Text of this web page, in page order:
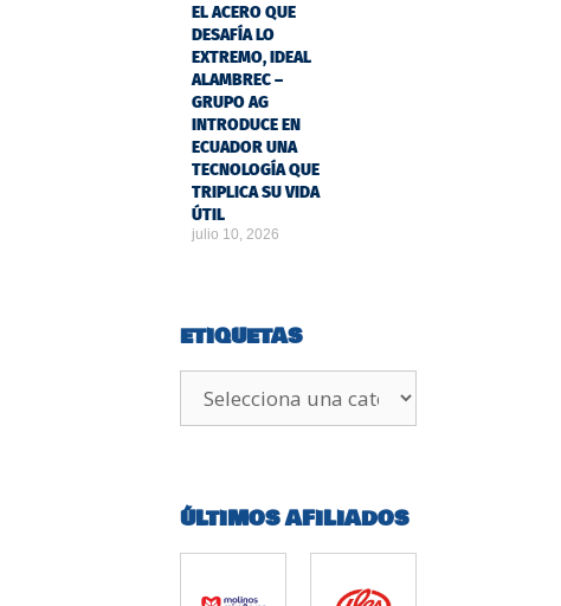
EL ACERO QUE
DESAFÍA LO
EXTREMO, IDEAL
ALAMBREC –
GRUPO AG
INTRODUCE EN
ECUADOR UNA
TECNOLOGÍA QUE
TRIPLICA SU VIDA
ÚTIL
julio 10, 2026
ETIQUETAS
ÚLTIMOS AFILIADOS